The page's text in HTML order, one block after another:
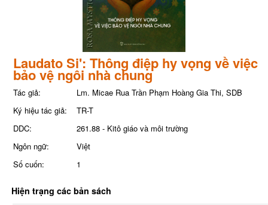
Laudato Si': Thông điệp hy vọng về việc
bảo vệ ngôi nhà chung
Tác giả:
Lm. Micae Rua Trần Phạm Hoàng Gia Thi, SDB
Ký hiệu tác giả:
TR-T
DDC:
261.88 - Kitô giáo và môi trường
Ngôn ngữ:
Việt
Số cuốn:
1
Hiện trạng các bản sách